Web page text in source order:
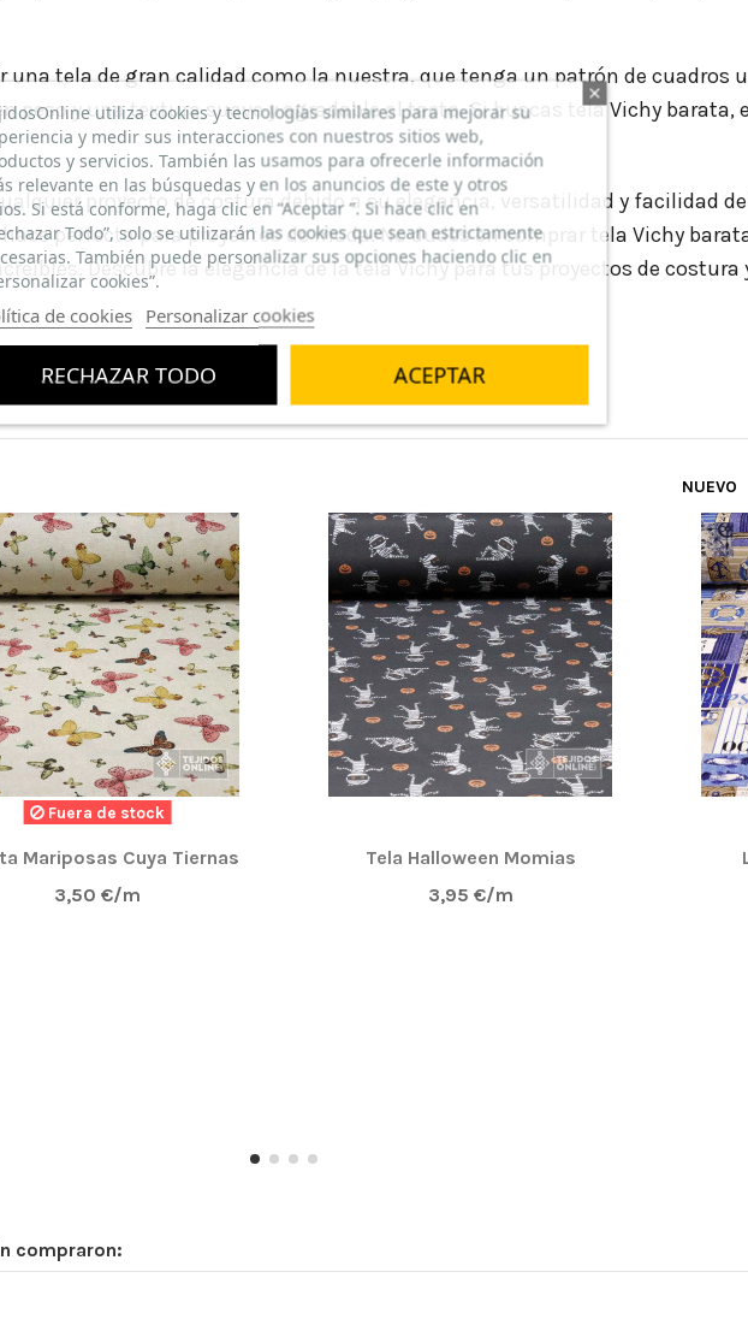
una tela de gran calidad como la nuestra, que tenga un patrón de cuadros
peso y una textura suave y agradable al tacto. Si buscas tela Vichy barata,
proyecto de costura debido a su elegancia, versatilidad y facilidad
perfecta para proyectos de moda. No dudes en comprar tela Vichy
Descubre la elegancia de la tela Vichy para tus proyectos de costura
O MANTELERIA
GRAN CALIDAD PARA CUALQUIER TIPO DE UTILIDAD, EL MAS BARATO QUE HE
LA MAS BUENA QUE HE VISTO, YA SE DONDE VOLVERE A COMPRAR MAS. AQUI
Y MUY BIEN EMPAQUETADO.
Fuera de stock
Mariposas Cuya Tiernas
3,50 €/m
Tela Halloween Momias
3,95 €/m
NUEVO
compraron:
utiliza cookies y tecnologías similares para mejorar su
y medir sus interacciones con nuestros sitios web,
y servicios. También las usamos para ofrecerle información
relevante en las búsquedas y en los anuncios de este y otros
Si está conforme, haga clic en “Aceptar ”. Si hace clic en
Todo”, solo se utilizarán las cookies que sean estrictamente
También puede personalizar sus opciones haciendo clic en
cookies”.
de cookies Personalizar cookies
RECHAZAR TODO ACEPTAR